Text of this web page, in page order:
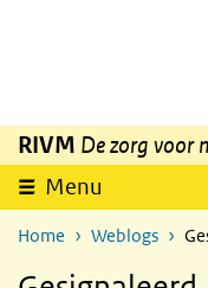
Overslaan en naar de
RIVM De zorg voor
Menu
Home Weblogs